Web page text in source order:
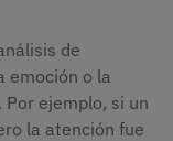
de
emoción o la
ejemplo, si un
la atención fue